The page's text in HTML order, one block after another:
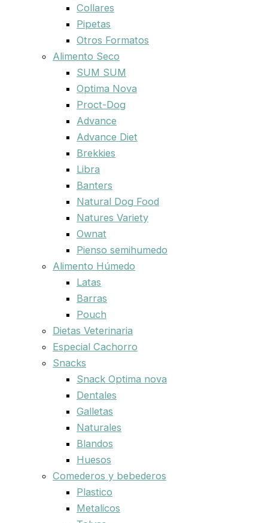
Collares
Pipetas
Otros Formatos
Alimento Seco
SUM SUM
Optima Nova
Proct-Dog
Advance
Advance Diet
Brekkies
Libra
Banters
Natural Dog Food
Natures Variety
Ownat
Pienso semihumedo
Alimento Húmedo
Latas
Barras
Pouch
Dietas Veterinaria
Especial Cachorro
Snacks
Snack Optima nova
Dentales
Galletas
Naturales
Blandos
Huesos
Comederos y bebederos
Plastico
Metalicos